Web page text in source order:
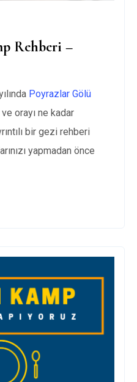
Rehberi –
Poyrazlar Gölü
ve orayı ne kadar
bir gezi rehberi
yapmadan önce